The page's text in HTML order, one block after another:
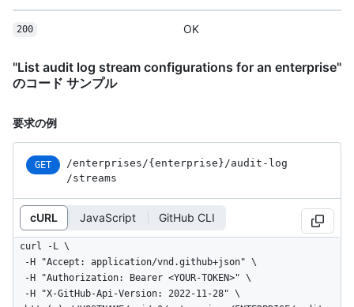
200 OK
"List audit log stream configurations for an enterprise"
のコード サンプル
要求の例
GET /enterprises /{enterprise} /audit-log
/streams
cURL JavaScript GitHub CLI
curl -L \